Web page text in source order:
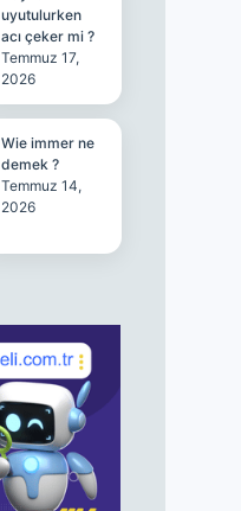
uyutulurken
acı çeker mi ?
Temmuz 17,
2026
Wie immer ne
demek ?
Temmuz 14,
2026